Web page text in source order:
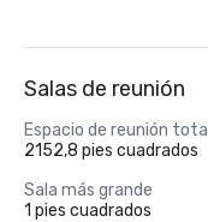
Salas de reunión
Espacio de reunión total
2152,8 pies cuadrados
Sala más grande
1 pies cuadrados